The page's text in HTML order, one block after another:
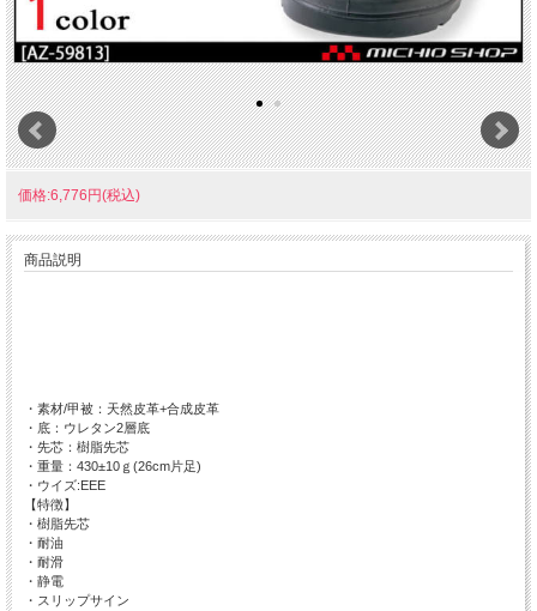
価格:6,776円(税込)
商品説明
・素材/甲被：天然皮革+合成皮革
・底：ウレタン2層底
・先芯：樹脂先芯
・重量：430±10ｇ(26cm片足)
・ウイズ:EEE
【特徴】
・樹脂先芯
・耐油
・耐滑
・静電
・スリップサイン